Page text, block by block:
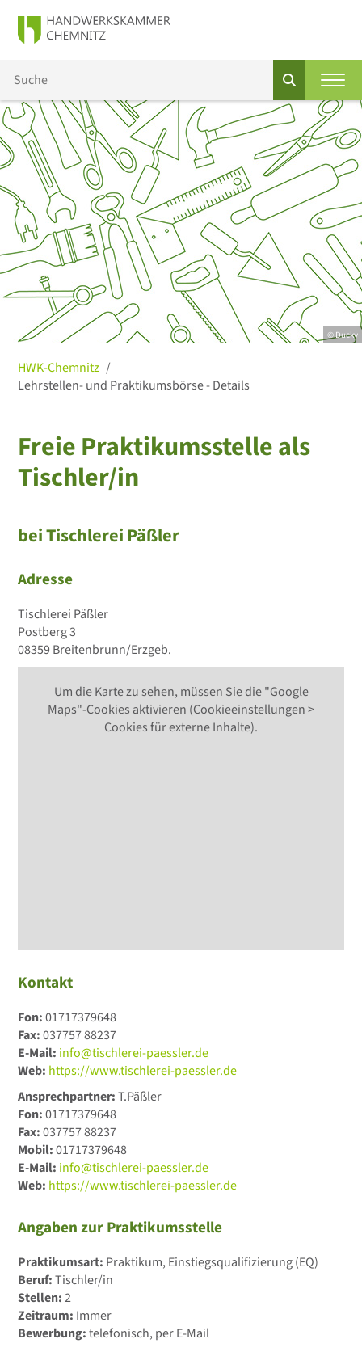
© Ducky
HWK-Chemnitz
Lehrstellen- und Praktikumsbörse - Details
Freie Praktikumsstelle als
Tischler/in
bei Tischlerei Päßler
Adresse
Tischlerei Päßler
Postberg 3
08359 Breitenbrunn/Erzgeb.
Um die Karte zu sehen, müssen Sie die "Google
Maps"-Cookies aktivieren (Cookieeinstellungen >
Cookies für externe Inhalte).
Kontakt
Fon:01717379648
Fax:037757 88237
E-Mail: info@tischlerei-paessler.de
Web: https://www.tischlerei-paessler.de
Ansprechpartner:T.Päßler
Fon:01717379648
Fax:037757 88237
Mobil:01717379648
E-Mail: info@tischlerei-paessler.de
Web: https://www.tischlerei-paessler.de
Angaben zur Praktikumsstelle
Praktikumsart: Praktikum, Einstiegsqualifizierung (EQ)
Beruf:Tischler/in
Stellen:2
Zeitraum: Immer
Bewerbung:telefonisch, per E-Mail